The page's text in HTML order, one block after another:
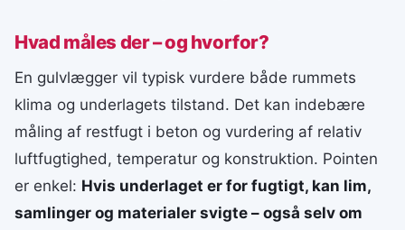
Hvad måles der – og hvorfor?
En gulvlægger vil typisk vurdere både rummets
klima og underlagets tilstand. Det kan indebære
måling af restfugt i beton og vurdering af relativ
luftfugtighed, temperatur og konstruktion. Pointen
er enkel: Hvis underlaget er for fugtigt, kan lim,
samlinger og materialer svigte – også selv om